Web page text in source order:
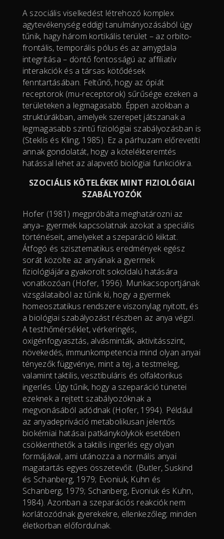
A szociális viselkedést létrehozó komplex
agytevékenység eddigi tanulmányozásából úgy
tűnik, hagy három kortikális terület – az orbito-
frontális, temporális pólus és az amygdala
integritása – döntő fontosságú az affiliatív
interakciók és a társas kötődések
fenntartásában. Feltűnő, hogy az ópiát
receptorok (mu-receptorok) sűrűsége ezeken a
területeken a legmagasabb. Éppen azokban a
struktúrákban, amelyek szerepet játszanak a
legmagasabb szintű fiziológiai szabályozásban is
(Steklis és Kling, 1985). Ez a párhuzam előrevetíti
annak gondolatát, hogy a kötelékteremtés
hatással lehet az alapvető biológiai funkciókra.
SZOCIÁLIS KÖTELÉKEK MINT FIZIOLÓGIAI
SZABÁLYOZÓK
Hofer (1981) megpróbálta meghatározni az
anya– gyermek kapcsolatnak azokat a speciális
történéseit, amelyeket a szeparáció kiiktat.
Átfogó és szisztematikus eredmények egész
sorát közölte az anyának a gyermek
fiziológiájára gyakorolt sokoldalú hatására
vonatkozóan (Hofer, 1996). Munkacsoportjának
vizsgálataiból az tűnik ki, hogy a gyermek
homeosztatikus rendszere viszonylag nyitott, és
a biológiai szabályozást részben az anya végzi.
A testhőmérséklet, vérkeringés,
oxigénfogyasztás, alvásminták, aktivitásszint,
növekedés, immunkompetencia mind olyan anyai
tényezők függvénye, mint a tej, a testmeleg,
valamint taktilis, vesztibuláris és olfaktorikus
ingerlés. Úgy tűnik, hogy a szeparáció tünetei
ezeknek a rejtett szabályozóknak a
megvonásából adódnak (Hofer, 1994). Például
az anyadepriváció metabolikusan jelentős
biokémiai hatásai patkánykölykök esetében
csökkenthetők a taktilis ingerlés egy olyan
formájával, ami utánozza a normális anyai
magatartás egyes összetevőit. (Butler, Suskind
és Schanberg, 1979; Evoniuk, Kuhn és
Schanberg, 1979; Schanberg, Evoniuk és Kuhn,
1984). Azonban a szeparációs reakciók nem
korlátozódnak gyerekekre, ellenkezőleg; minden
életkorban előfordulnak.